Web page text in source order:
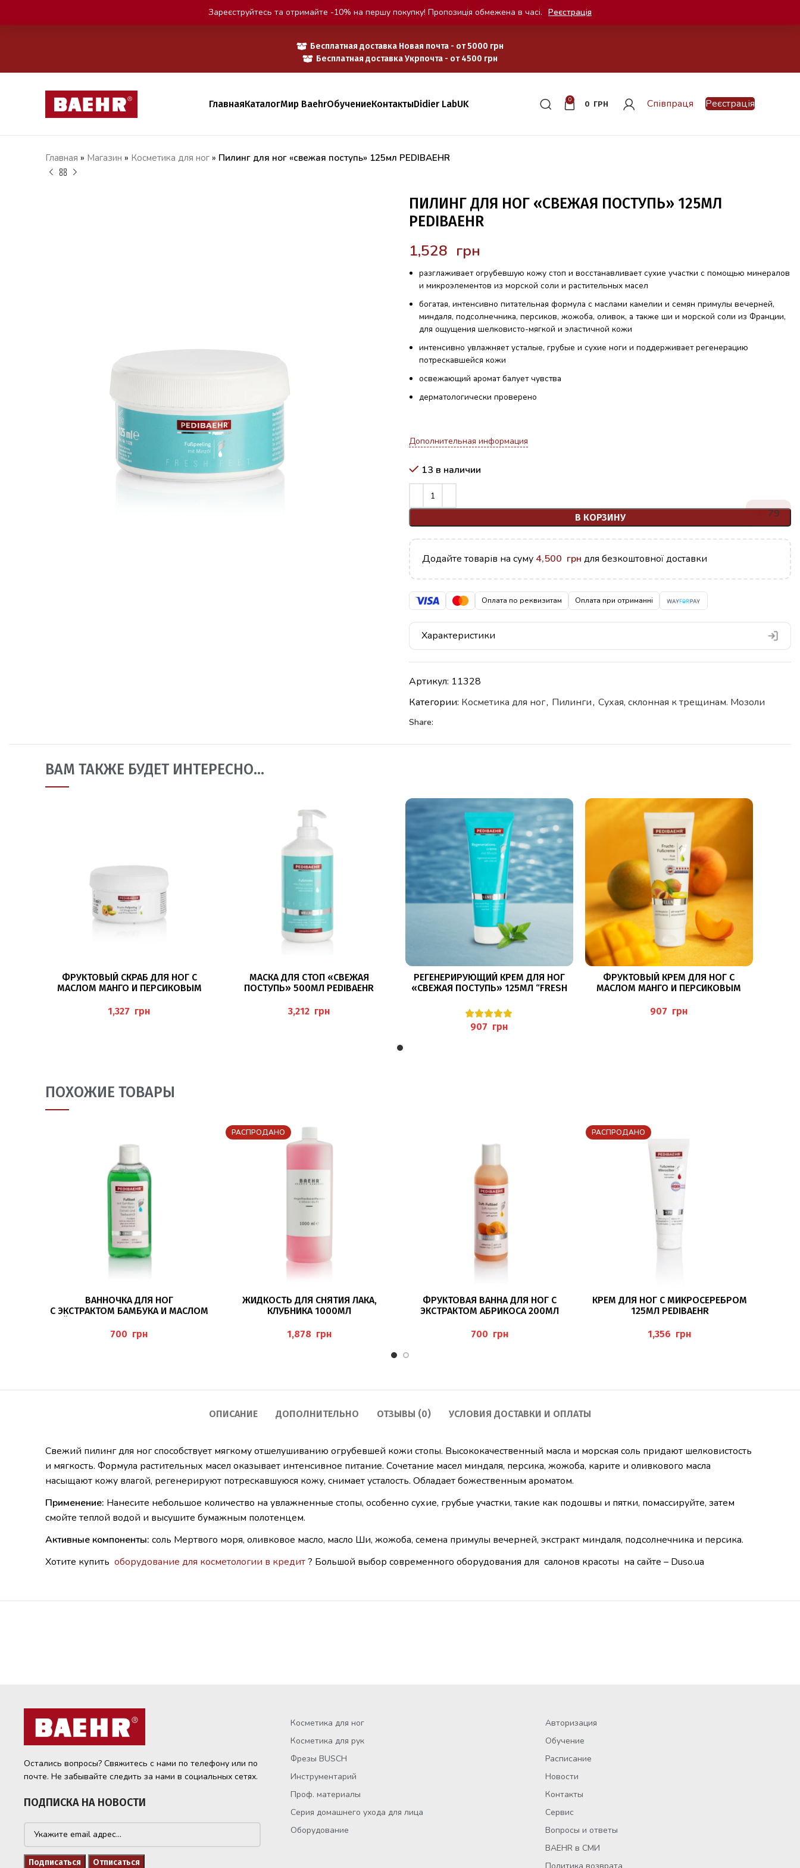
Бесплатная доставка Новая почта - от 5000 грн
Бесплатная доставка Укрпочта - от 4500 грн
ГлавнаяКаталогМир BaehrОбучениеКонтактыDidier LabUK 0
0 ГРН Співпраця Реєстрація
Главная » Магазин » Косметика для ног » Пилинг для ног «свежая поступь» 125мл PEDIBAEHR
ПИЛИНГ ДЛЯ НОГ «СВЕЖАЯ ПОСТУПЬ» 125МЛ
PEDIBAEHR
грн
разглаживает огрубевшую кожу стоп и восстанавливает сухие участки с помощью минералов
и микроэлементов из морской соли и растительных масел
богатая, интенсивно питательная формула с маслами камелии и семян примулы вечерней,
миндаля, подсолнечника, персиков, жожоба, оливок, а также ши и морской соли из Франции,
для ощущения шелковисто-мягкой и эластичной кожи
интенсивно увлажняет усталые, грубые и сухие ноги и поддерживает регенерацию
потрескавшейся кожи
освежающий аромат балует чувства
дерматологически проверено
Дополнительная информация
13 в наличии
В КОРЗИНУ 79
Додайте товарів на суму 4,500 грн для безкоштовної доставки
Оплата по реквизитам Оплата при отриманні
Характеристики
Артикул: 11328
Категории: Косметика для ног, Пилинги, Сухая, склонная к трещинам. Мозоли
Share:
ВАМ ТАКЖЕ БУДЕТ ИНТЕРЕСНО…
В КОРЗИНУ
ФРУКТОВЫЙ СКРАБ ДЛЯ НОГ С
МАСЛОМ МАНГО И ПЕРСИКОВЫМ
FUSSPEELING) PEDIBAEHR
грн
В КОРЗИНУ
МАСКА ДЛЯ СТОП «СВЕЖАЯ
ПОСТУПЬ» 500МЛ PEDIBAEHR
грн
В КОРЗИНУ
РЕГЕНЕРИРУЮЩИЙ КРЕМ ДЛЯ НОГ
«СВЕЖАЯ ПОСТУПЬ» 125МЛ “FRESH
PEDIBAEHR
грн
В КОРЗИНУ
ФРУКТОВЫЙ КРЕМ ДЛЯ НОГ С
МАСЛОМ МАНГО И ПЕРСИКОВЫМ
PEDIBAEHR
грн
ПОХОЖИЕ ТОВАРЫ
В КОРЗИНУ
ВАННОЧКА ДЛЯ НОГ
С ЭКСТРАКТОМ БАМБУКА И МАСЛОМ
MIT BAMBUS- UND ALOEVERA-EXTRAKT
UND TEEBAUMÖL)
грн
РАСПРОДАНО
ПОДРОБНЕЕ
ЖИДКОСТЬ ДЛЯ СНЯТИЯ ЛАКА,
КЛУБНИКА 1000МЛ
BAEHRгрн
В КОРЗИНУ
ФРУКТОВАЯ ВАННА ДЛЯ НОГ С
ЭКСТРАКТОМ АБРИКОСА 200МЛ
EDIBAEHR
грн
РАСПРОДАНО
ПОДРОБНЕЕ
КРЕМ ДЛЯ НОГ С МИКРОСЕРЕБРОМ
125МЛ PEDIBAEHR
грн
ОПИСАНИЕ ДОПОЛНИТЕЛЬНО ОТЗЫВЫ (0) УСЛОВИЯ ДОСТАВКИ И ОПЛАТЫ
Свежий пилинг для ног способствует мягкому отшелушиванию огрубевшей кожи стопы. Высококачественный масла и морская соль придают шелковистость
и мягкость. Формула растительных масел оказывает интенсивное питание. Сочетание масел миндаля, персика, жожоба, карите и оливкового масла
насыщают кожу влагой, регенерируют потрескавшуюся кожу, снимает усталость. Обладает божественным ароматом.
Применение: Нанесите небольшое количество на увлажненные стопы, особенно сухие, грубые участки, такие как подошвы и пятки, помассируйте, затем
смойте теплой водой и высушите бумажным полотенцем.
Активные компоненты: соль Мертвого моря, оливковое масло, масло Ши, жожоба, семена примулы вечерней, экстракт миндаля, подсолнечника и персика.
Хотите купить оборудование для косметологии в кредит? Большой выбор современного оборудования для салонов красоты на сайте – Duso.ua
Остались вопросы? Свяжитесь с нами по телефону или по
почте. Не забывайте следить за нами в социальных сетях.
ПОДПИСКА НА НОВОСТИ
Косметика для ног
Косметика для рук
Фрезы BUSCH
Инструментарий
Проф. материалы
Серия домашнего ухода для лица
Оборудование
Авторизация
Обучение
Расписание
Новости
Контакты
Сервис
Вопросы и ответы
BAEHR в СМИ
Зареєструйтесь та отримайте -10% на першу покупку! Пропозиція обмежена в часі. Реєстрація